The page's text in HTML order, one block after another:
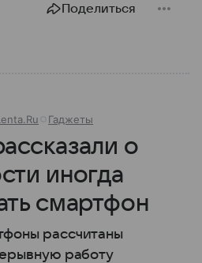
Поделиться
Гаджеты
о
иногда
смартфон
рассчитаны
работу